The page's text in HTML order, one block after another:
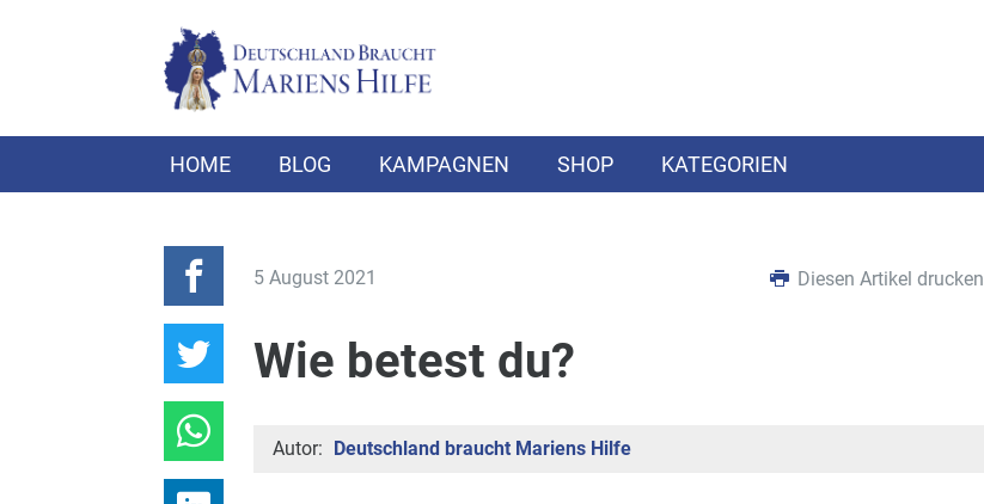
HOME BLOG KAMPAGNEN SHOP KATEGORIEN
5 August 2021 Diesen Artikel drucken
Wie betest du?
Autor: Deutschland braucht Mariens Hilfe